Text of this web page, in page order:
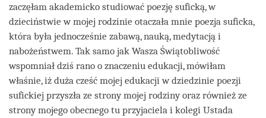
zaczęłam akademicko studiować poezję suficką, w
dzieciństwie w mojej rodzinie otaczała mnie poezja suficka,
która była jednocześnie zabawą, nauką, medytacją i
nabożeństwem. Tak samo jak Wasza Świątobliwość
wspomniał dziś rano o znaczeniu edukacji, mówiłam
właśnie, iż duża cześć mojej edukacji w dziedzinie poezji
sufickiej przyszła ze strony mojej rodziny oraz również ze
strony mojego obecnego tu przyjaciela i kolegi Ustada